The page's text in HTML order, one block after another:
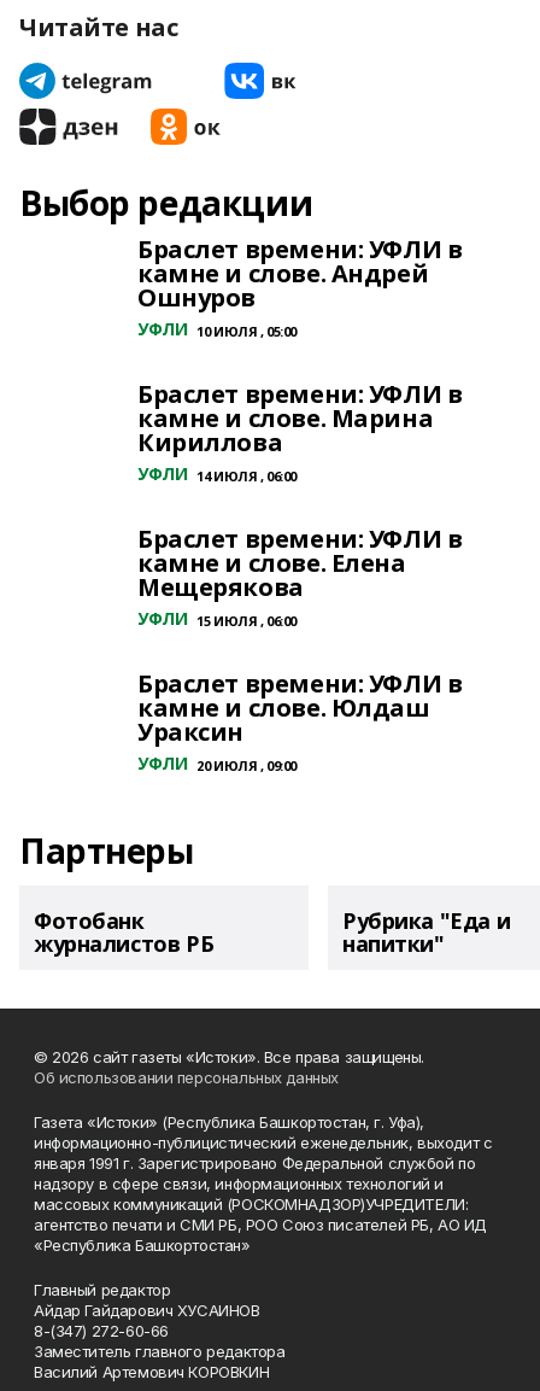
Читайте нас
Выбор редакции
Браслет времени: УФЛИ в
камне и слове. Андрей
Ошнуров
УФЛИ 10 ИЮЛЯ , 05:00
Браслет времени: УФЛИ в
камне и слове. Марина
Кириллова
УФЛИ 14 ИЮЛЯ , 06:00
Браслет времени: УФЛИ в
камне и слове. Елена
Мещерякова
УФЛИ 15 ИЮЛЯ , 06:00
Браслет времени: УФЛИ в
камне и слове. Юлдаш
Ураксин
УФЛИ 20 ИЮЛЯ , 09:00
Партнеры
Фотобанк
журналистов РБ
Рубрика "Еда и
напитки"
© 2026 сайт газеты «Истоки». Все права защищены.
Об использовании персональных данных
Газета «Истоки» (Республика Башкортостан, г. Уфа),
информационно-публицистический еженедельник, выходит с
января 1991 г. Зарегистрировано Федеральной службой по
надзору в сфере связи, информационных технологий и
массовых коммуникаций (РОСКОМНАДЗОР)УЧРЕДИТЕЛИ:
агентство печати и СМИ РБ, РОО Союз писателей РБ, АО ИД
«Республика Башкортостан»
Главный редактор
Айдар Гайдарович ХУСАИНОВ
8-(347) 272-60-66
Заместитель главного редактора
Василий Артемович КОРОВКИН